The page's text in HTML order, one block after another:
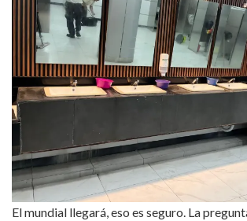
El mundial llegará, eso es seguro. La